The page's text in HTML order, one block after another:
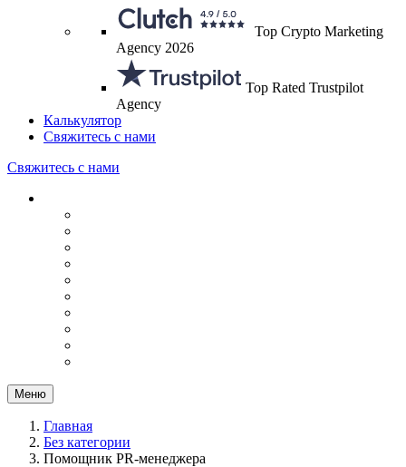
Top Crypto Marketing
Agency 2026
Top Rated Trustpilot
Agency
Калькулятор
Свяжитесь с нами
Свяжитесь с нами
Меню
Главная
Без категории
Помощник PR-менеджера